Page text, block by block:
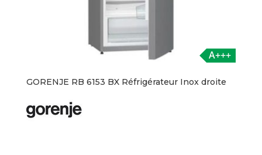
A+++
GORENJE RB 6153 BX Réfrigérateur Inox droite